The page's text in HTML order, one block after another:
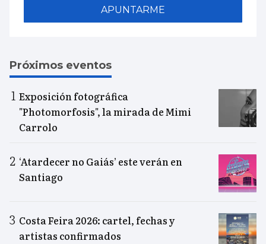
APUNTARME
Próximos eventos
Exposición fotográfica
"Photomorfosis", la mirada de Mimi
Carrolo
‘Atardecer no Gaiás’ este verán en
Santiago
Costa Feira 2026: cartel, fechas y
artistas confirmados